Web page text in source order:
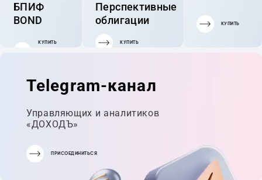
БПИФ
BOND
КУПИТЬ
Перспективные
облигации
КУПИТЬ
КУПИТЬ
Telegram-канал
Управляющих и аналитиков
«ДОХОДЪ»
ПРИСОЕДИНИТЬСЯ